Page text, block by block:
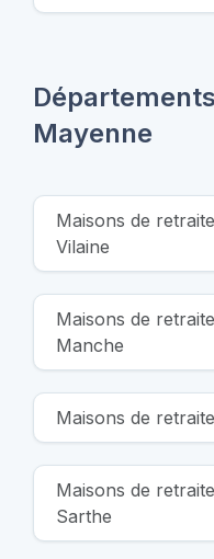
Mayenne
Maisons de
Vilaine
Maisons de
Manche
Maisons de
Maisons de
Sarthe